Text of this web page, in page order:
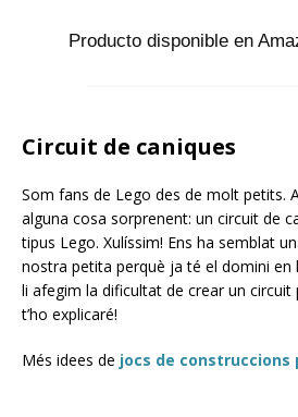
Producto disponible en
Circuit de caniques
Som fans de Lego des de molt petits.
alguna cosa sorprenent: un circuit de
tipus Lego. Xulíssim! Ens ha semblat
nostra petita perquè ja té el domini en
li afegim la dificultat de crear un circuit
t’ho explicaré!
Més idees de jocs de construccions